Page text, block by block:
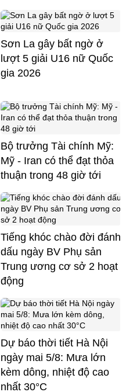
Sơn La gây bất ngờ ở
lượt 5 giải U16 nữ Quốc
gia 2026
Bộ trưởng Tài chính Mỹ:
Mỹ - Iran có thể đạt thỏa
thuận trong 48 giờ tới
Tiếng khóc chào đời đánh
dấu ngày BV Phụ sản
Trung ương cơ sở 2 hoạt
động
Dự báo thời tiết Hà Nội
ngày mai 5/8: Mưa lớn
kèm dông, nhiệt độ cao
nhất 30°C